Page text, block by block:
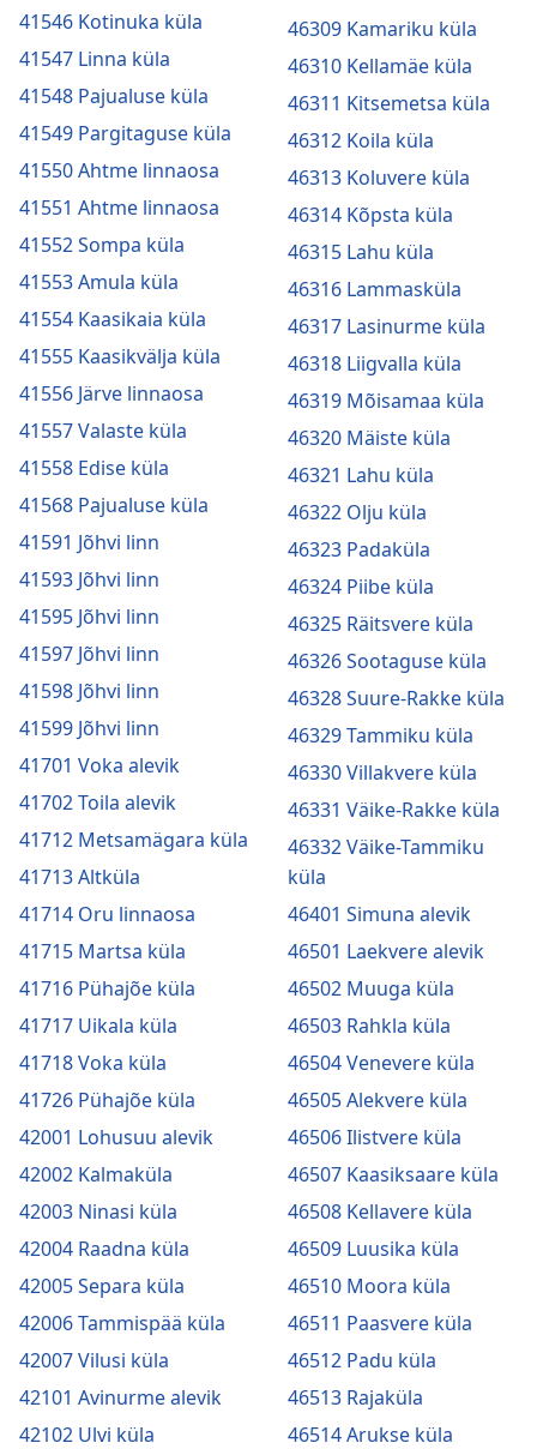
41546 Kotinuka küla
41547 Linna küla
41548 Pajualuse küla
41549 Pargitaguse küla
41550 Ahtme linnaosa
41551 Ahtme linnaosa
41552 Sompa küla
41553 Amula küla
41554 Kaasikaia küla
41555 Kaasikvälja küla
41556 Järve linnaosa
41557 Valaste küla
41558 Edise küla
41568 Pajualuse küla
41591 Jõhvi linn
41593 Jõhvi linn
41595 Jõhvi linn
41597 Jõhvi linn
41598 Jõhvi linn
41599 Jõhvi linn
41701 Voka alevik
41702 Toila alevik
41712 Metsamägara küla
41713 Altküla
41714 Oru linnaosa
41715 Martsa küla
41716 Pühajõe küla
41717 Uikala küla
41718 Voka küla
41726 Pühajõe küla
42001 Lohusuu alevik
42002 Kalmaküla
42003 Ninasi küla
42004 Raadna küla
42005 Separa küla
42006 Tammispää küla
42007 Vilusi küla
42101 Avinurme alevik
42102 Ulvi küla
46309 Kamariku küla
46310 Kellamäe küla
46311 Kitsemetsa küla
46312 Koila küla
46313 Koluvere küla
46314 Kõpsta küla
46315 Lahu küla
46316 Lammasküla
46317 Lasinurme küla
46318 Liigvalla küla
46319 Mõisamaa küla
46320 Mäiste küla
46321 Lahu küla
46322 Olju küla
46323 Padaküla
46324 Piibe küla
46325 Räitsvere küla
46326 Sootaguse küla
46328 Suure-Rakke küla
46329 Tammiku küla
46330 Villakvere küla
46331 Väike-Rakke küla
46332 Väike-Tammiku
küla
46401 Simuna alevik
46501 Laekvere alevik
46502 Muuga küla
46503 Rahkla küla
46504 Venevere küla
46505 Alekvere küla
46506 Ilistvere küla
46507 Kaasiksaare küla
46508 Kellavere küla
46509 Luusika küla
46510 Moora küla
46511 Paasvere küla
46512 Padu küla
46513 Rajaküla
46514 Arukse küla